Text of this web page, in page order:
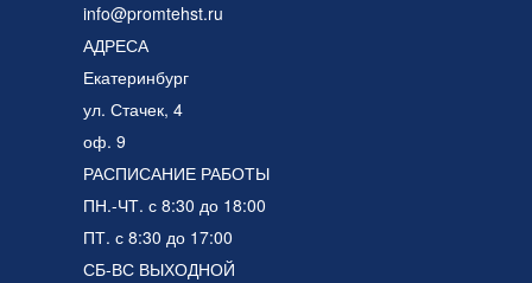
info@promtehst.ru
АДРЕСА
Екатеринбург
ул. Стачек, 4
оф. 9
РАСПИСАНИЕ РАБОТЫ
ПН.-ЧТ. с 8:30 до 18:00
ПТ. с 8:30 до 17:00
СБ-ВС ВЫХОДНОЙ